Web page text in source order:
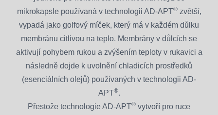
mikrokapsle používaná v technologii AD-APT®zvětší,
vypadá jako golfový míček, který má v každém důlku
membránu citlivou na teplo. Membrány v důlcích se
aktivují pohybem rukou a zvýšením teploty v rukavici a
následně dojde k uvolnění chladicích prostředků
(esenciálních olejů) používaných v technologii AD-
APT®.
Přestože technologie AD-APT® vytvoří pro ruce